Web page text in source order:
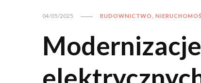
04/05/2025 BUDOWNICTWO,